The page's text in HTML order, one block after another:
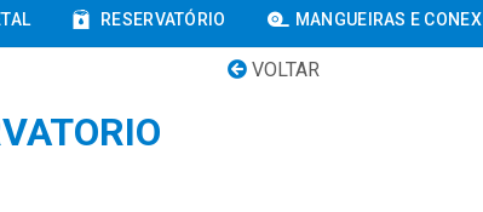
RESERVATÓRIO MANGUEIRAS E
VOLTAR